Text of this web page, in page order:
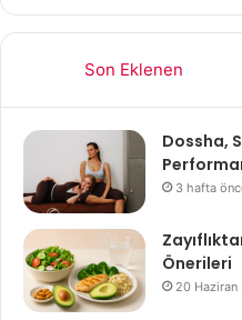
Son Eklenen
Dossha,
3 hafta
Önerileri
20 Haziran